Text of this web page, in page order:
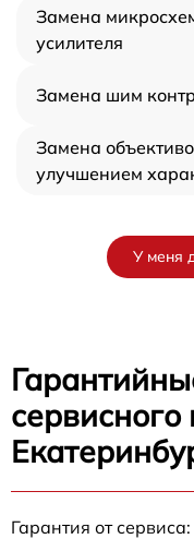
Замена
усилителя
Замена шим
Замена
улучшением
У меня
сервисного
Гарантия от